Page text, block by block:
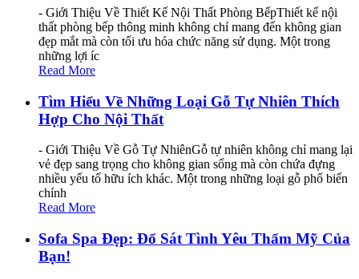
- Giới Thiệu Về Thiết Kế Nội Thất Phòng BếpThiết kế nội
thất phòng bếp thông minh không chỉ mang đến không gian
đẹp mắt mà còn tối ưu hóa chức năng sử dụng. Một trong
những lợi íc
Read More
Tìm Hiểu Về Những Loại Gỗ Tự Nhiên Thích
Hợp Cho Nội Thất
- Giới Thiệu Về Gỗ Tự NhiênGỗ tự nhiên không chỉ mang lại
vẻ đẹp sang trọng cho không gian sống mà còn chứa đựng
nhiều yếu tố hữu ích khác. Một trong những loại gỗ phổ biến
chính
Read More
Sofa Spa Đẹp: Đổ Sát Tình Yêu Thẩm Mỹ Của
Bạn!